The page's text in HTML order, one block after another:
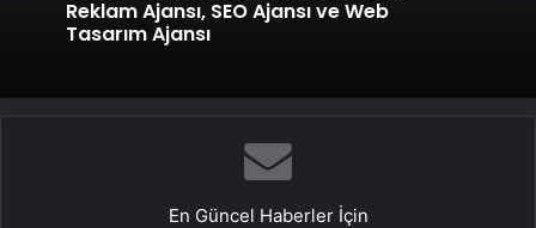
UETDS Nedir ? Uetds.com İle Akıllı Dijital
En Güncel Haberler İçin